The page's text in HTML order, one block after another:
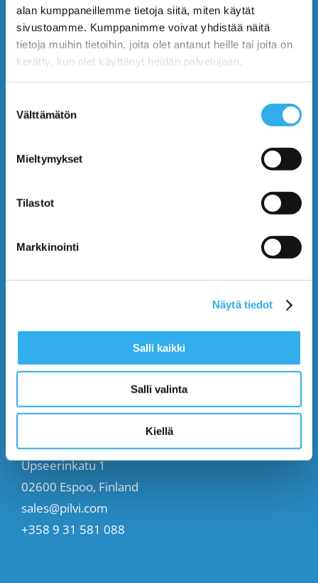
alan kumppaneillemme tietoja siitä, miten käytät
sivustoamme. Kumppanimme voivat yhdistää näitä
tietoja muihin tietoihin, joita olet antanut heille tai joita on
kerätty, kun olet käyttänyt heidän palvelujaan.
valinta
Välttämätön
Mieltymykset
Tilastot
Markkinointi
Näytä tiedot
Salli kaikki
Salli valinta
Kiellä
Features
Plans and Prices
Contact Us
Buy (395€/mo.)
Contact Us
Upseerinkatu 1
02600 Espoo, Finland
sales@pilvi.com
+358 9 31 581 088